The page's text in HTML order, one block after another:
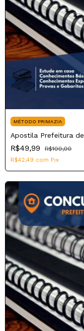
MÉTODO PRIMAZIA
Apostila Prefeitura
R$49,99
R$100,00
R$42,49 com Pix